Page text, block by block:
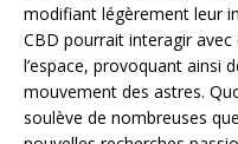
modifiant légèrement leur
CBD pourrait interagir
l’espace, provoquant ainsi
mouvement des astres.
soulève de nombreuses